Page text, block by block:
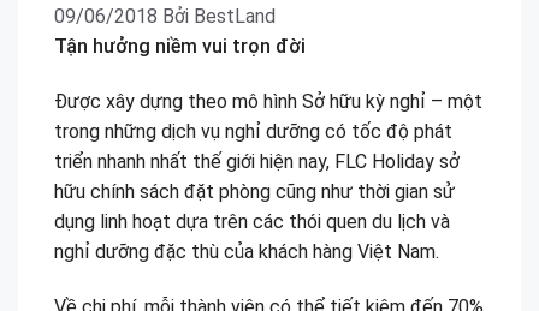
09/06/2018 Bởi BestLand
Tận hưởng niềm vui trọn đời
Được xây dựng theo mô hình Sở hữu kỳ nghỉ – một
trong những dịch vụ nghỉ dưỡng có tốc độ phát
triển nhanh nhất thế giới hiện nay, FLC Holiday sở
hữu chính sách đặt phòng cũng như thời gian sử
dụng linh hoạt dựa trên các thói quen du lịch và
nghỉ dưỡng đặc thù của khách hàng Việt Nam.